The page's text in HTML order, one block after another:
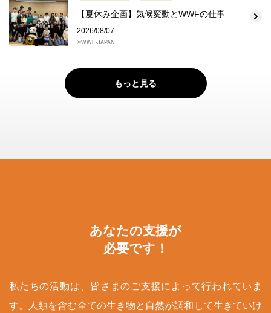
【夏休み企画】気候変動とWWFの仕事
2026/08/07
©WWF-JAPAN
もっと見る
あなたの支援が
必要です！
私たちの活動は、皆さまのご支援によって行われていま
す。人類を含む全ての生き物と自然が調和して生きていけ